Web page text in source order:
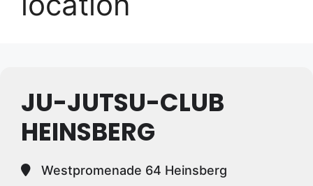
JU-JUTSU-CLUB
HEINSBERG
Westpromenade 64 Heinsberg